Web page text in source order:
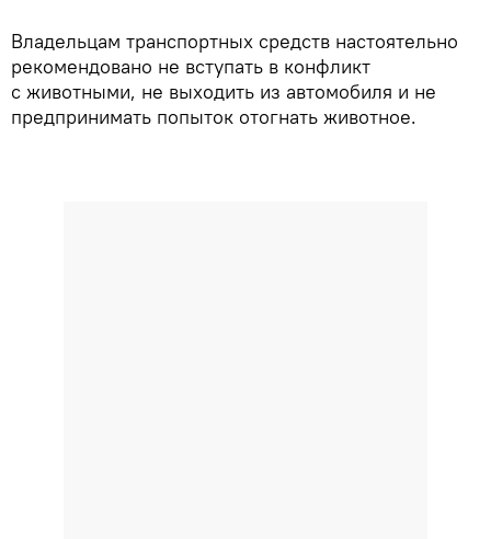
Владельцам транспортных средств настоятельно
рекомендовано не вступать в конфликт
с животными, не выходить из автомобиля и не
предпринимать попыток отогнать животное.